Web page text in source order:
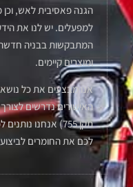
הגנה פאסיבית לאש, וכן
למפעלים. יש לנו את
המתבקשות בבניה חדשה,
ומוצרים קיימים.
אנו מבצעים את כל נושא
תקן 755) אנחנו
לכם את החומרים